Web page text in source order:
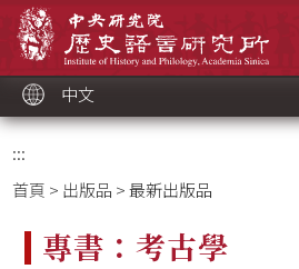
中文
:::
首頁 > 出版品 > 最新出版品
專書：考古學